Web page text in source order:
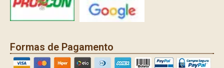
Formas de Pagamento